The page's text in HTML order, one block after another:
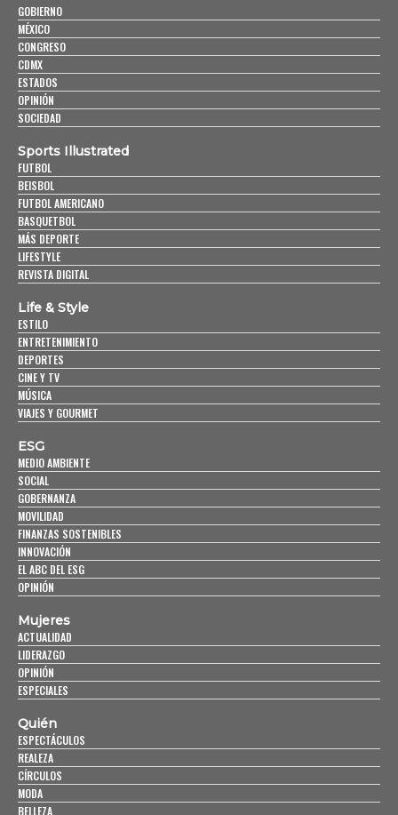
GOBIERNO
MÉXICO
CONGRESO
CDMX
ESTADOS
OPINIÓN
SOCIEDAD
Sports Illustrated
FUTBOL
BEISBOL
FUTBOL AMERICANO
BASQUETBOL
MÁS DEPORTE
LIFESTYLE
REVISTA DIGITAL
Life & Style
ESTILO
ENTRETENIMIENTO
DEPORTES
CINE Y TV
MÚSICA
VIAJES Y GOURMET
ESG
MEDIO AMBIENTE
SOCIAL
GOBERNANZA
MOVILIDAD
FINANZAS SOSTENIBLES
INNOVACIÓN
EL ABC DEL ESG
OPINIÓN
Mujeres
ACTUALIDAD
LIDERAZGO
OPINIÓN
ESPECIALES
Quién
ESPECTÁCULOS
REALEZA
CÍRCULOS
MODA
BELLEZA